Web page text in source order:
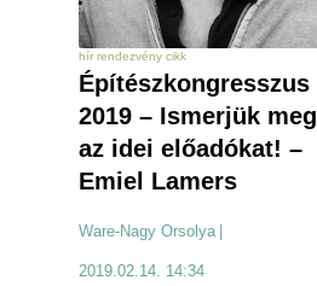
hír rendezvény cikk
Építészkongresszus
2019 – Ismerjük meg
az idei előadókat! –
Emiel Lamers
Ware-Nagy Orsolya
2019.02.14. 14:34